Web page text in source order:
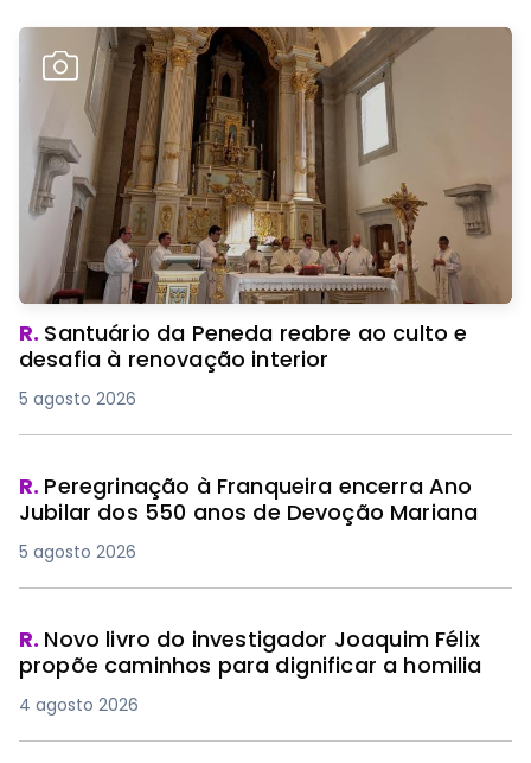
R. Santuário da Peneda reabre ao culto e
desafia à renovação interior
5 agosto 2026
R. Peregrinação à Franqueira encerra Ano
Jubilar dos 550 anos de Devoção Mariana
5 agosto 2026
R. Novo livro do investigador Joaquim Félix
propõe caminhos para dignificar a homilia
4 agosto 2026